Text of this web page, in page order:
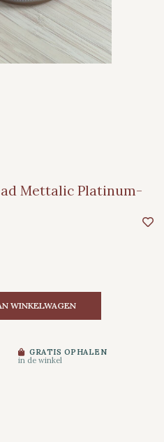
Mettalic Platinum-
WINKELWAGEN
GRATIS OPHALEN
in de winkel